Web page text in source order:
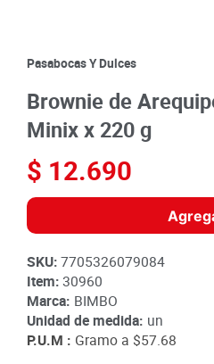
9.
queso
10. papa
Pasabocas Y Dulces
Brownie de
Minix x 220 g
$ 12.690
SKU:7705326079084
Item:30960
Marca: BIMBO
Unidad de medida: un
P.U.M : Gramo a $57.68